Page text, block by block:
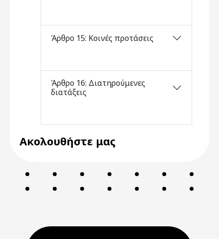
Άρθρο 15: Κοινές προτάσεις
Άρθρο 16: Διατηρούμενες
διατάξεις
Ακολουθήστε μας